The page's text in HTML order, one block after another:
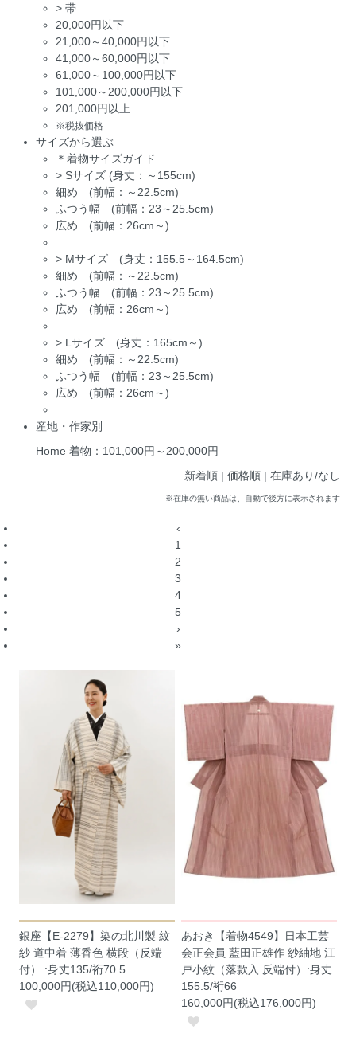
> 帯
20,000円以下
21,000～40,000円以下
41,000～60,000円以下
61,000～100,000円以下
101,000～200,000円以下
201,000円以上
※税抜価格
サイズから選ぶ
＊着物サイズガイド
> Sサイズ (身丈：～155cm)
細め (前幅：～22.5cm)
ふつう幅 (前幅：23～25.5cm)
広め (前幅：26cm～)
> Mサイズ (身丈：155.5～164.5cm)
細め (前幅：～22.5cm)
ふつう幅 (前幅：23～25.5cm)
広め (前幅：26cm～)
> Lサイズ (身丈：165cm～)
細め (前幅：～22.5cm)
ふつう幅 (前幅：23～25.5cm)
広め (前幅：26cm～)
産地・作家別
Home 着物：101,000円～200,000円
新着順 | 価格順 | 在庫あり/なし
※在庫の無い商品は、自動で後方に表示されます
‹
1
2
3
4
5
›
»
銀座【E-2279】染の北川製 紋
紗 道中着 薄香色 横段（反端
付） :身丈135/裄70.5
100,000円(税込110,000円)
あおき【着物4549】日本工芸
会正会員 藍田正雄作 紗紬地 江
戸小紋（落款入 反端付）:身丈
155.5/裄66
160,000円(税込176,000円)